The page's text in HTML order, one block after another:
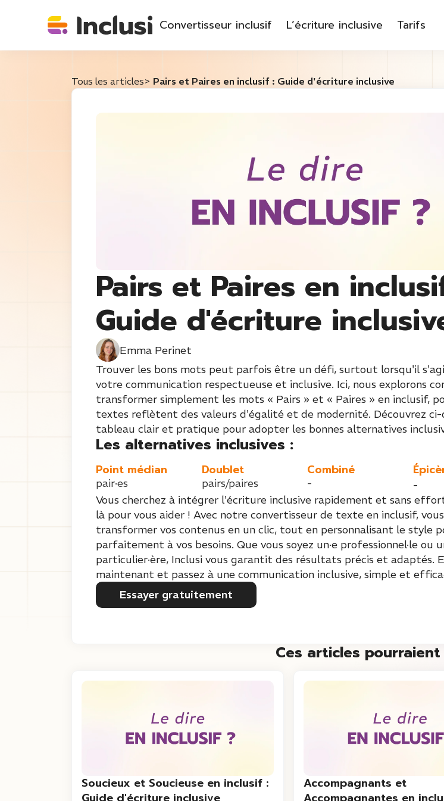
Convertisseur inclusif L’écriture inclusive Tarifs
Tous les articles> Pairs et Paires en inclusif : Guide d'écriture inclusive
Pairs et Paires en
Guide d'écriture
Emma Perinet
Trouver les bons mots peut parfois être un défi, surtout lorsqu'il
votre communication respectueuse et inclusive. Ici, nous explorons
transformer simplement les mots « Pairs » et « Paires » en inclusif,
textes reflètent des valeurs d'égalité et de modernité. Découvrez ci-
tableau clair et pratique pour adopter les bonnes alternatives
Les alternatives inclusives :
Point médian
pair·es
Doublet
pairs/paires
Combiné
-
-
Vous cherchez à intégrer l'écriture inclusive rapidement et sans
là pour vous aider ! Avec notre convertisseur de texte en inclusif,
transformer vos contenus en un clic, tout en personnalisant le style
parfaitement à vos besoins. Que vous soyez un·e professionnel·le ou
particulier·ère, Inclusi vous garantit des résultats précis et adaptés.
maintenant et passez à une communication inclusive, simple et
Essayer gratuitement
Ces articles
Soucieux et Soucieuse en inclusif :
Accompagnants et